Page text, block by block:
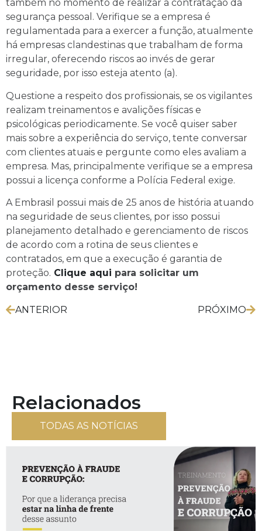
também no momento de realizar a contratação da
segurança pessoal. Verifique se a empresa é
regulamentada para a exercer a função, atualmente
há empresas clandestinas que trabalham de forma
irregular, oferecendo riscos ao invés de gerar
seguridade, por isso esteja atento (a).
Questione a respeito dos profissionais, se os vigilantes
realizam treinamentos e avalições físicas e
psicológicas periodicamente. Se você quiser saber
mais sobre a experiência do serviço, tente conversar
com clientes atuais e pergunte como eles avaliam a
empresa. Mas, principalmente verifique se a empresa
possui a licença conforme a Polícia Federal exige.
A Embrasil possui mais de 25 anos de história atuando
na seguridade de seus clientes, por isso possui
planejamento detalhado e gerenciamento de riscos
de acordo com a rotina de seus clientes e
contratados, em que a execução é garantia de
proteção. Clique aqui para solicitar um
orçamento desse serviço!
ANTERIOR PRÓXIMO
Relacionados
TODAS AS NOTÍCIAS